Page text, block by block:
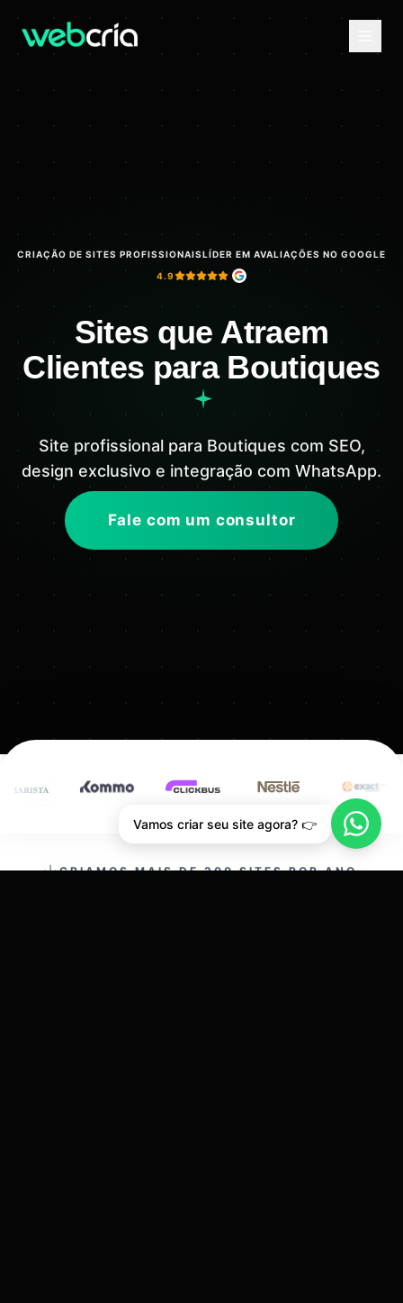
CRIAÇÃO DE SITES PROFISSIONAISLÍDER EM AVALIAÇÕES NO GOOGLE
4.9
Sites que Atraem
Clientes para Boutiques
Site profissional para Boutiques com SEO,
design exclusivo e integração com WhatsApp.
Fale com um consultor
CRIAMOS MAIS DE 200 SITES POR ANO.
Vamos criar seu site agora? 👉